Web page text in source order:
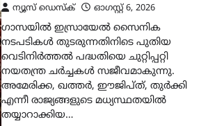
ന്യൂസ് ഡെസ്ക് ഓഗസ്റ്റ്‌ 6, 2026
ഒളിവിൽ കഴിയുന്നതിനിടെ പൊലീസിനെ
വെല്ലുവിളിച്ച അർജുൻ
ആയങ്കിക്കെതിരെ നിയമനടപടികൾ
ശക്തമാക്കുമെന്ന് ആഭ്യന്തര വകുപ്പ്
മന്ത്രി രമേശ് ചെന്നിത്തല.
“പിടിക്കാനാകുമെങ്കിൽ പിടിക്കൂ” എന്ന
അർജുന്റെ വെല്ലുവിളിക്ക് മറുപടിയായി,